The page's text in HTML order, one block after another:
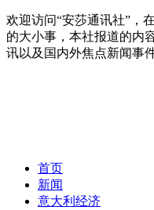
欢迎访问“安莎通讯社”，
的大小事，本社报道的内
讯以及国内外焦点新闻事件
首页
新闻
意大利经济